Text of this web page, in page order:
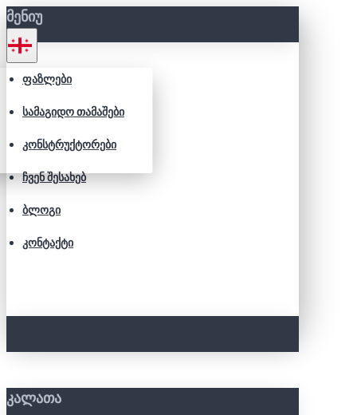
ᲛᲔᲜᲘᲣ
ᲤᲐᲖᲚᲔᲑᲘ
ᲡᲐᲛᲐᲒᲘᲓᲝ ᲗᲐᲛᲐᲨᲔᲑᲘ
ᲙᲝᲜᲡᲢᲠᲣᲥᲢᲝᲠᲔᲑᲘ
ᲩᲕᲔᲜ ᲨᲔᲡᲐᲮᲔᲑ
ᲑᲚᲝᲒᲘ
ᲙᲝᲜᲢᲐᲥᲢᲘ
ᲙᲐᲚᲐᲗᲐ